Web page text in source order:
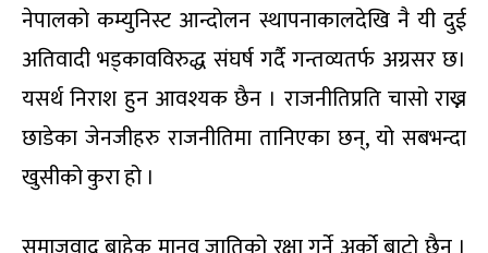
नेपालको कम्युनिस्ट आन्दोलन स्थापनाकालदेखि नै यी दुई
अतिवादी भड्कावविरुद्ध संघर्ष गर्दै गन्तव्यतर्फ अग्रसर छ।
यसर्थ निराश हुन आवश्यक छैन । राजनीतिप्रति चासो राख्न
छाडेका जेनजीहरु राजनीतिमा तानिएका छन्, यो सबभन्दा
खुसीको कुरा हो ।